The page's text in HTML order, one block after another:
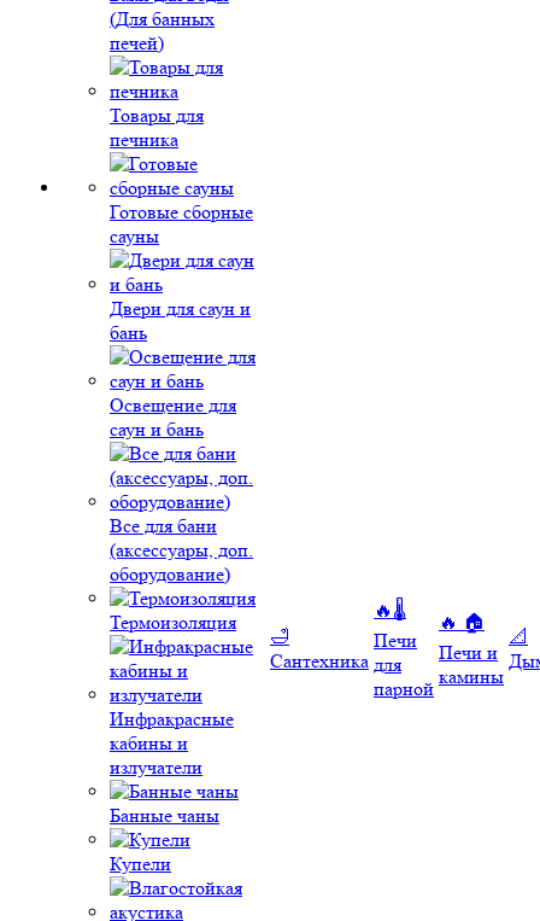
(Для банных
печей)
Товары для
печника
Готовые сборные
сауны
Двери для саун и
бань
Освещение для
саун и бань
Все для бани
(аксессуары, доп.
оборудование)
Термоизоляция
Инфракрасные
кабины и
излучатели
Банные чаны
Купели
🛁
Сантехника
🔥🌡️
Печи
для
парной
🔥 🏠
Печи и
камины
📐